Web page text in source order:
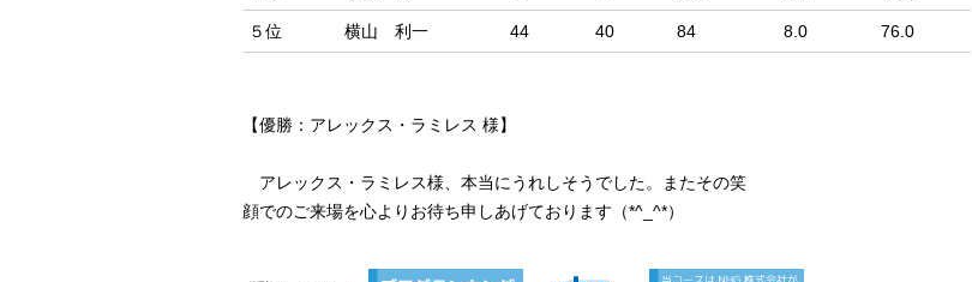
５位 横山 利一 44 40 84 8.0 76.0
【優勝：アレックス・ラミレス 様】
アレックス・ラミレス様、本当にうれしそうでした。またその笑
顔でのご来場を心よりお待ち申しあげております（*^_^*）